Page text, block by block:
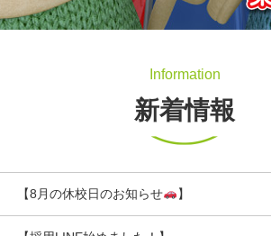
新着情報
【8月の休校日のお知らせ 】